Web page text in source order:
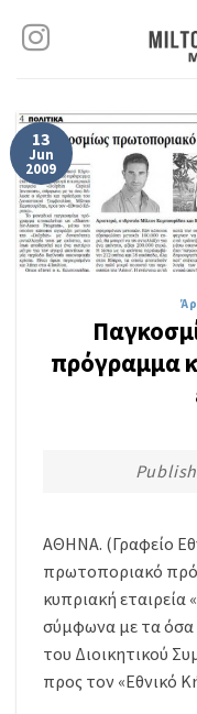
13
Jun
2009
πρόγραμμα
ΑΘΗΝΑ. (Γραφείο
πρωτοποριακό
κυπριακή
σύμφωνα με τα όσα
του Διοικητικού
προς τον «Εθνικό